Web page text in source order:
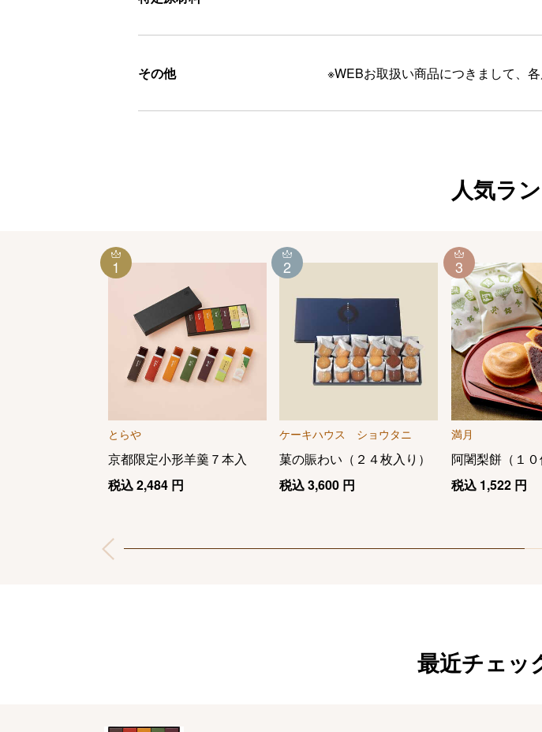
その他 ※WEBお取扱い商品につきまして、
人気ラ
とらや
京都限定小形羊羹７本入
税込2,484 円
1
ケーキハウス ショウタニ
菓の賑わい（２４枚入り）
税込3,600 円
2
満月
阿闍梨餅（１０
税込 1,522円
3
最近チェッ